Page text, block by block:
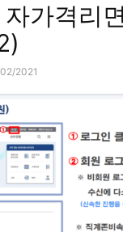
가격리
2021